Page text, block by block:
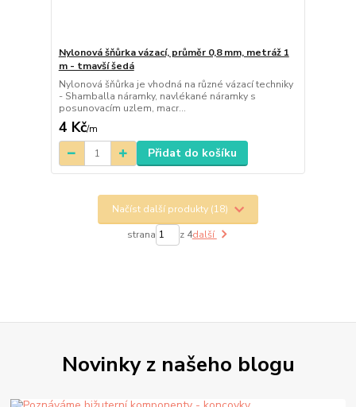
Nylonová šňůrka vázací, průměr 0,8 mm, metráž 1
m - tmavší šedá
Nylonová šňůrka je vhodná na různé vázací techniky
- Shamballa náramky, navlékané náramky s
posunovacím uzlem, macr...
4 Kč/m
Přidat do košíku
Načíst další produkty (18)
strana z 4další
Novinky z našeho blogu